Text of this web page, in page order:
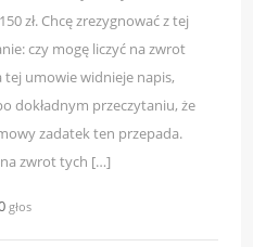
zł. Chcę zrezygnować z tej
czy mogę liczyć na zwrot
tej umowie widnieje napis,
dokładnym przeczytaniu, że
zadatek ten przepada.
zwrot tych […]
głos